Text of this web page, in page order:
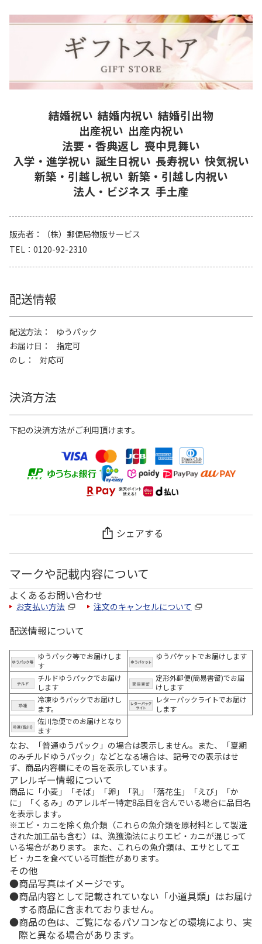
結婚祝い 結婚内祝い 結婚引出物
出産祝い 出産内祝い
法要・香典返し 喪中見舞い
入学・進学祝い 誕生日祝い 長寿祝い 快気祝い
新築・引越し祝い 新築・引越し内祝い
法人・ビジネス 手土産
販売者
（株）郵便局物販サービス
TEL
0120-92-2310
配送情報
配送方法
ゆうパック
お届け日
指定可
のし
対応可
決済方法
下記の決済方法がご利用頂けます。
シェアする
マークや記載内容について
よくあるお問い合わせ
お支払い方法 注文のキャンセルについて
配送情報について
ゆうパック等でお届けしま
す
ゆうパケットでお届けします
チルドゆうパックでお届け
します
定形外郵便(簡易書留)でお届
けします
冷凍ゆうパックでお届けし
ます。
レターパックライトでお届け
します
佐川急便でのお届けとなり
ます
なお、「普通ゆうパック」の場合は表示しません。また、「夏期
のみチルドゆうパック」などとなる場合は、記号での表示はせ
ず、商品内容欄にその旨を表示しています。
アレルギー情報について
商品に「小麦」「そば」「卵」「乳」「落花生」「えび」「か
に」「くるみ」のアレルギー特定8品目を含んでいる場合に品目名
を表示します。
※エビ・カニを除く魚介類（これらの魚介類を原材料として製造
された加工品も含む）は、漁獲漁法によりエビ・カニが混じって
いる場合があります。 また、これらの魚介類は、エサとしてエ
ビ・カニを食べている可能性があります。
その他
商品写真はイメージです。
商品内容として記載されていない「小道具類」はお届け
する商品に含まれておりません。
商品の色は、ご覧になるパソコンなどの環境により、実
際と異なる場合があります。